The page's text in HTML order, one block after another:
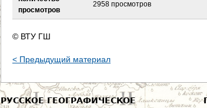
просмотров
2958 просмотров
© ВТУ ГШ
< Предыдущий материал
РУССКОЕ ГЕОГРАФИЧЕСКОЕ